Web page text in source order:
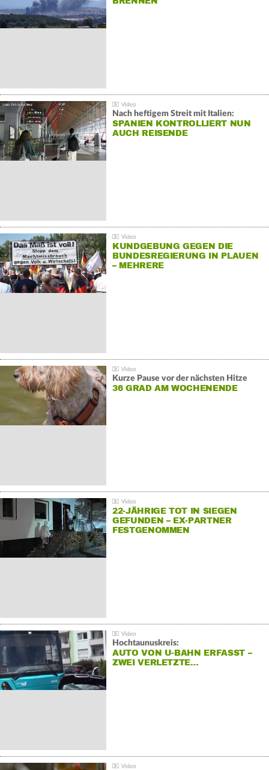
Nach heftigem Streit mit Italien:
SPANIEN KONTROLLIERT NUN
AUCH REISENDE
KUNDGEBUNG GEGEN DIE
BUNDESREGIERUNG IN PLAUEN
– MEHRERE
Kurze Pause vor der nächsten Hitze
36 GRAD AM WOCHENENDE
22-JÄHRIGE TOT IN SIEGEN
GEFUNDEN – EX-PARTNER
FESTGENOMMEN
Hochtaunuskreis:
AUTO VON U-BAHN ERFASST –
ZWEI VERLETZTE…